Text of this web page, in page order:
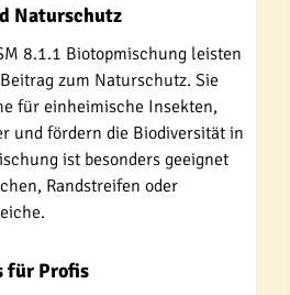
Naturschutz
8.1.1 Biotopmischung leisten
zum Naturschutz. Sie
für einheimische Insekten,
und fördern die Biodiversität in
ist besonders geeignet
Randstreifen oder
für Profis